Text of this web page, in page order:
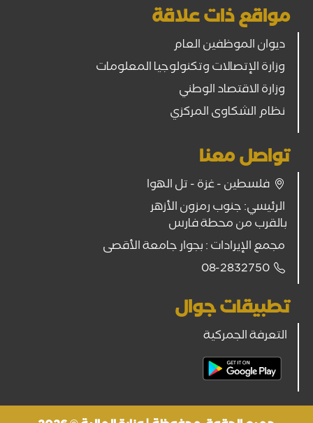
مواقع ذات علاقة
ديوان الموظفين العام
وزارة الإتصالات وتكنولوجيا المعلومات
وزارة الاقتصاد الوطني
نظام الشكاوى المركزي
تواصل معنا
فلسطين - غزة - تل الهوا
الرئيسي: جنوب رمزون الأزهر
بالقرب من محطة فارس
مجمع الإيرادات : بجوار جامعة الأقصى
08-2832750
تطبيقات جوال
التعرفة الجمركية